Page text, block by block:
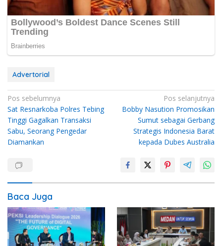
Advertorial
Navigasi
pos
Pos sebelumnya
Sat Resnarkoba Polres Tebing
Tinggi Gagalkan Transaksi
Sabu, Seorang Pengedar
Diamankan
Pos selanjutnya
Bobby Nasution Promosikan
Sumut sebagai Gerbang
Strategis Indonesia Barat
kepada Dubes Australia
Baca Juga